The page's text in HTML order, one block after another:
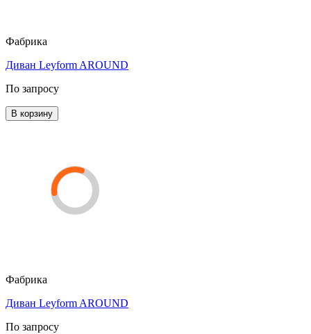
Фабрика
Диван Leyform AROUND
По запросу
В корзину
Фабрика
Диван Leyform AROUND
По запросу